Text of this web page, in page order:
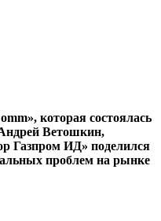
которая состоялась
Ветошкин,
Газпром ИД» поделился
проблем на рынке